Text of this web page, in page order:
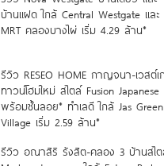
บ้านแฝด ใกล้ Central Westgate และ
MRT คลองบางไผ่ เริ่ม 4.29 ล้าน*
รีวิว RESEO HOME กาญจนา-เวสต์เ
ทาวน์โฮมใหม่ สไตล์ Fusion Japanese
พร้อมชั้นลอย* ทำเลดี ใกล้ Jas Green
Village เริ่ม 2.59 ล้าน*
รีวิว อณาสิริ รังสิต-คลอง 3 บ้านสไ